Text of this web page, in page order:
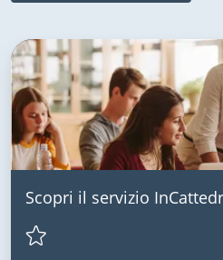
Scopri il servizio